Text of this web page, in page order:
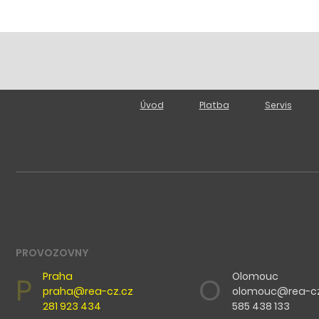
Úvod Platba Servis
PROVOZOVNY
P
Praha
praha@rea-cz.cz
281 923 434
O
Olomouc
olomouc@rea-
585 438 133